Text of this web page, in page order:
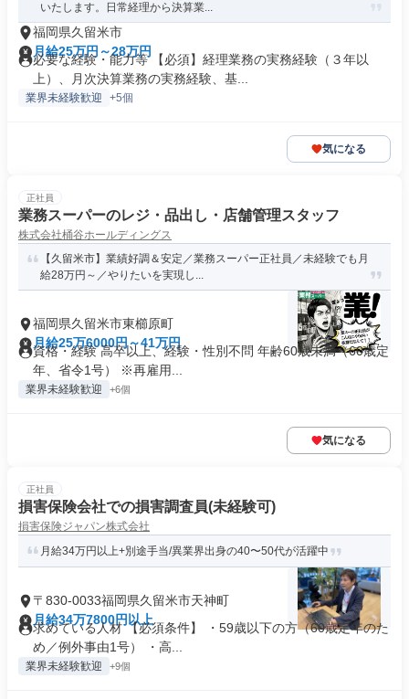
いたします。日常経理から決算業...
福岡県久留米市
月給25万円～28万円
必要な経験・能力等 【必須】経理業務の実務経験（３年以
上）、月次決算業務の実務経験、基...
業界未経験歓迎 +5個
気になる
正社員
業務スーパーのレジ・品出し・店舗管理スタッフ
株式会社桶谷ホールディングス
【久留米市】業績好調＆安定／業務スーパー正社員／未経験でも月
給28万円～／やりたいを実現し...
福岡県久留米市東櫛原町
月給25万6000円～41万円
資格・経験 高卒以上、経験・性別不問 年齢60歳未満（60歳定
年、省令1号） ※再雇用...
業界未経験歓迎 +6個
気になる
正社員
損害保険会社での損害調査員(未経験可)
損害保険ジャパン株式会社
月給34万円以上+別途手当/異業界出身の40〜50代が活躍中
〒830-0033福岡県久留米市天神町
月給34万7800円以上
求めている人材 【必須条件】 ・59歳以下の方（60歳定年のた
め／例外事由1号） ・高...
業界未経験歓迎 +9個